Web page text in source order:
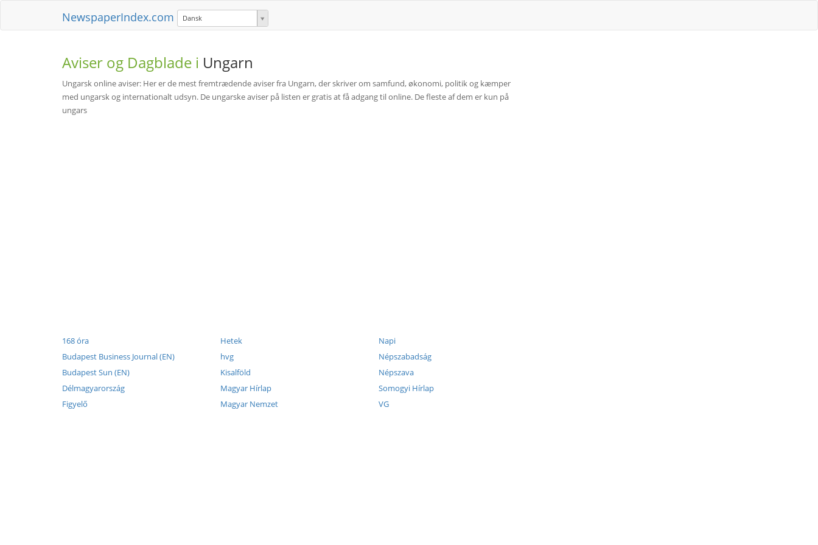
NewspaperIndex.com Dansk
Aviser og Dagblade i Ungarn
Ungarsk online aviser: Her er de mest fremtrædende aviser fra Ungarn, der skriver om samfund, økonomi, politik og kæmper
med ungarsk og internationalt udsyn. De ungarske aviser på listen er gratis at få adgang til online. De fleste af dem er kun på
ungars
168 óra
Budapest Business Journal (EN)
Budapest Sun (EN)
Délmagyarország
Figyelő
Hetek
hvg
Kisalföld
Magyar Hírlap
Magyar Nemzet
Napi
Népszabadság
Népszava
Somogyi Hírlap
VG